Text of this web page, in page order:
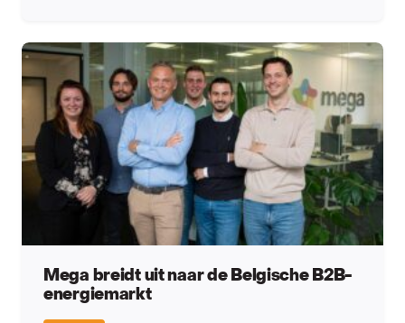
Mega breidt uit naar de Belgische B2B-
energiemarkt